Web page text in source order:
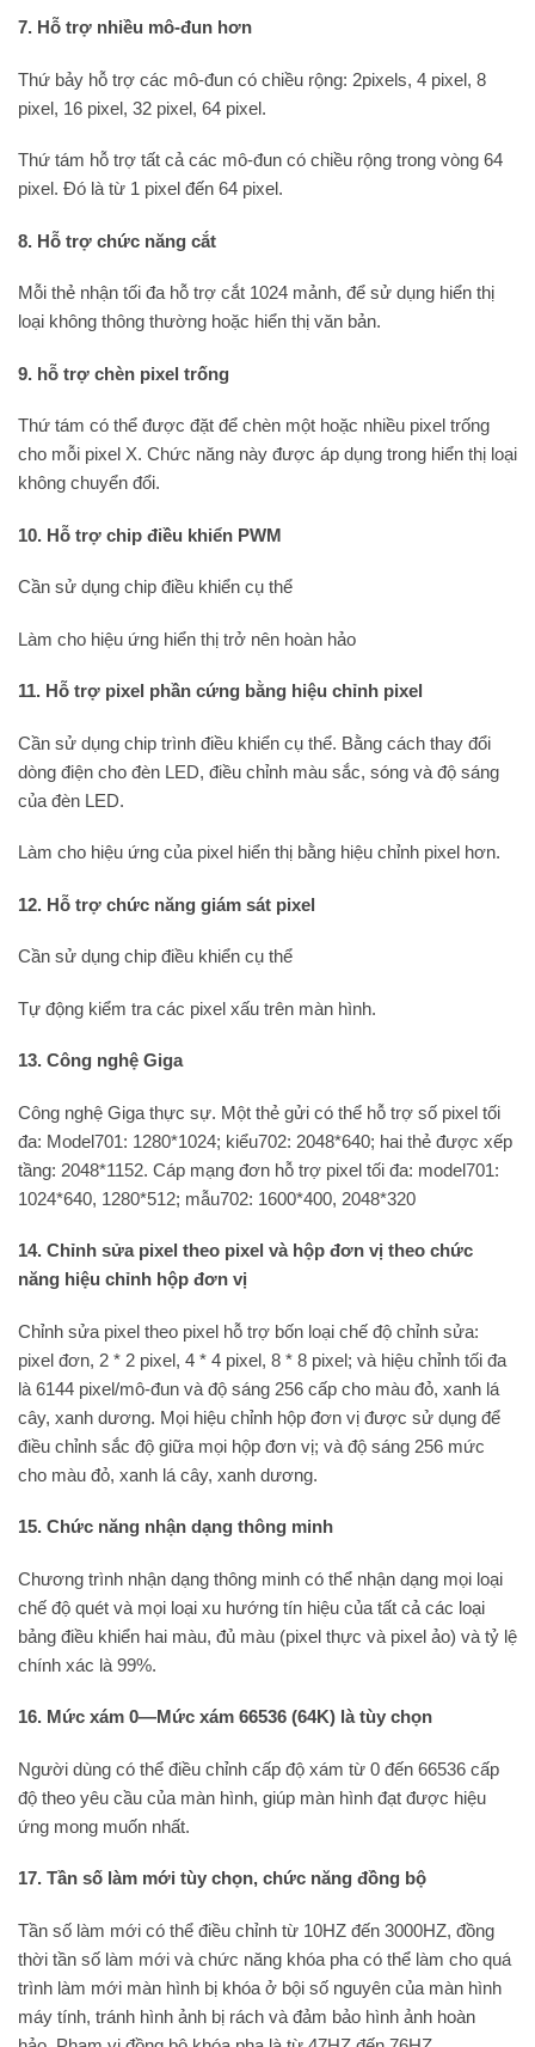
7. Hỗ trợ nhiều mô-đun hơn
Thứ bảy hỗ trợ các mô-đun có chiều rộng: 2pixels, 4 pixel, 8
pixel, 16 pixel, 32 pixel, 64 pixel.
Thứ tám hỗ trợ tất cả các mô-đun có chiều rộng trong vòng 64
pixel. Đó là từ 1 pixel đến 64 pixel.
8. Hỗ trợ chức năng cắt
Mỗi thẻ nhận tối đa hỗ trợ cắt 1024 mảnh, để sử dụng hiển thị
loại không thông thường hoặc hiển thị văn bản.
9. hỗ trợ chèn pixel trống
Thứ tám có thể được đặt để chèn một hoặc nhiều pixel trống
cho mỗi pixel X. Chức năng này được áp dụng trong hiển thị loại
không chuyển đổi.
10. Hỗ trợ chip điều khiển PWM
Cần sử dụng chip điều khiển cụ thể
Làm cho hiệu ứng hiển thị trở nên hoàn hảo
11. Hỗ trợ pixel phần cứng bằng hiệu chỉnh pixel
Cần sử dụng chip trình điều khiển cụ thể. Bằng cách thay đổi
dòng điện cho đèn LED, điều chỉnh màu sắc, sóng và độ sáng
của đèn LED.
Làm cho hiệu ứng của pixel hiển thị bằng hiệu chỉnh pixel hơn.
12. Hỗ trợ chức năng giám sát pixel
Cần sử dụng chip điều khiển cụ thể
Tự động kiểm tra các pixel xấu trên màn hình.
13. Công nghệ Giga
Công nghệ Giga thực sự. Một thẻ gửi có thể hỗ trợ số pixel tối
đa: Model701: 1280*1024; kiểu702: 2048*640; hai thẻ được xếp
tầng: 2048*1152. Cáp mạng đơn hỗ trợ pixel tối đa: model701:
1024*640, 1280*512; mẫu702: 1600*400, 2048*320
14. Chỉnh sửa pixel theo pixel và hộp đơn vị theo chức
năng hiệu chỉnh hộp đơn vị
Chỉnh sửa pixel theo pixel hỗ trợ bốn loại chế độ chỉnh sửa:
pixel đơn, 2 * 2 pixel, 4 * 4 pixel, 8 * 8 pixel; và hiệu chỉnh tối đa
là 6144 pixel/mô-đun và độ sáng 256 cấp cho màu đỏ, xanh lá
cây, xanh dương. Mọi hiệu chỉnh hộp đơn vị được sử dụng để
điều chỉnh sắc độ giữa mọi hộp đơn vị; và độ sáng 256 mức
cho màu đỏ, xanh lá cây, xanh dương.
15. Chức năng nhận dạng thông minh
Chương trình nhận dạng thông minh có thể nhận dạng mọi loại
chế độ quét và mọi loại xu hướng tín hiệu của tất cả các loại
bảng điều khiển hai màu, đủ màu (pixel thực và pixel ảo) và tỷ lệ
chính xác là 99%.
16. Mức xám 0—Mức xám 66536 (64K) là tùy chọn
Người dùng có thể điều chỉnh cấp độ xám từ 0 đến 66536 cấp
độ theo yêu cầu của màn hình, giúp màn hình đạt được hiệu
ứng mong muốn nhất.
17. Tần số làm mới tùy chọn, chức năng đồng bộ
Tần số làm mới có thể điều chỉnh từ 10HZ đến 3000HZ, đồng
thời tần số làm mới và chức năng khóa pha có thể làm cho quá
trình làm mới màn hình bị khóa ở bội số nguyên của màn hình
máy tính, tránh hình ảnh bị rách và đảm bảo hình ảnh hoàn